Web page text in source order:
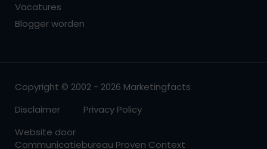
Vacatures
Blogger worden
Copyright © 2002 - 2026 Marketingfacts
Disclaimer
Privacy Policy
Website door
Communicatiebureau Proven Context